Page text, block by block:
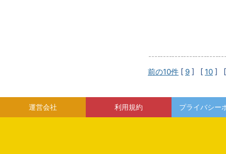
前の10件 [ 9 ] [ 10 ]
運営会社 利用規約 プライバシー